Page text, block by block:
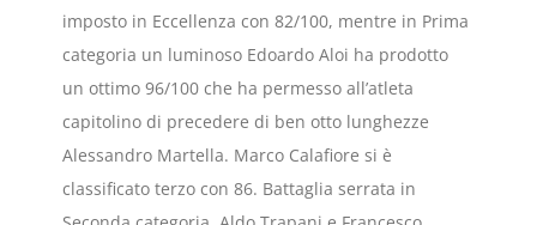
imposto in Eccellenza con 82/100, mentre in Prima
categoria un luminoso Edoardo Aloi ha prodotto
un ottimo 96/100 che ha permesso all’atleta
capitolino di precedere di ben otto lunghezze
Alessandro Martella. Marco Calafiore si è
classificato terzo con 86. Battaglia serrata in